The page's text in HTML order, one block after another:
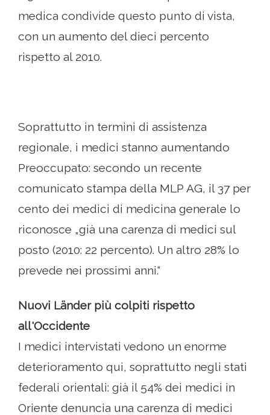
medica condivide questo punto di vista,
con un aumento del dieci percento
rispetto al 2010.
Soprattutto in termini di assistenza
regionale, i medici stanno aumentando
Preoccupato: secondo un recente
comunicato stampa della MLP AG, il 37 per
cento dei medici di medicina generale lo
riconosce „già una carenza di medici sul
posto (2010: 22 percento). Un altro 28% lo
prevede nei prossimi anni.“
Nuovi Länder più colpiti rispetto
all'Occidente
I medici intervistati vedono un enorme
deterioramento qui, soprattutto negli stati
federali orientali: già il 54% dei medici in
Oriente denuncia una carenza di medici